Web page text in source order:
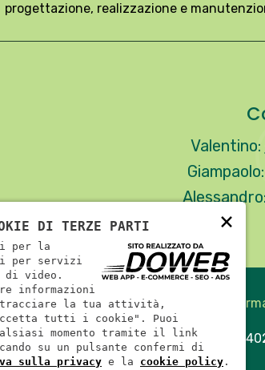
×
DI TERZE PARTI
per la
per servizi
di video.
informazioni
tracciare la tua attività,
tutti i cookie". Puoi
momento tramite il link
su un pulsante confermi di
sulla privacy e la cookie policy .
progettazione, realizzazione e
Valentino:
Giampaolo:
Alessandro:
VR-385614 | Cap.Soc.: 4500 € | C.F.: